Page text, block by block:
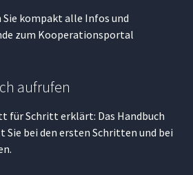
Sie kompakt alle Infos und
zum Kooperationsportal
aufrufen
für Schritt erklärt: Das Handbuch
bei den ersten Schritten und bei